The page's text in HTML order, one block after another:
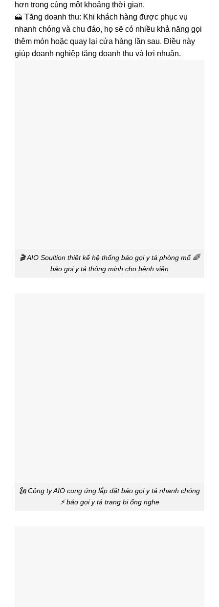
hơn trong cùng một khoảng thời gian.
🗻 Tăng doanh thu: Khi khách hàng được phục vụ
nhanh chóng và chu đáo, họ sẽ có nhiều khả năng gọi
thêm món hoặc quay lại cửa hàng lần sau. Điều này
giúp doanh nghiệp tăng doanh thu và lợi nhuận.
🎬 AIO Soultion thiêt kế hệ thống báo gọi y tá phòng mổ 🌈
báo gọi y tá thông minh cho bệnh viện
🗽 Công ty AIO cung ứng lắp đặt báo gọi y tá nhanh chóng
⚡ báo gọi y tá trang bị ống nghe